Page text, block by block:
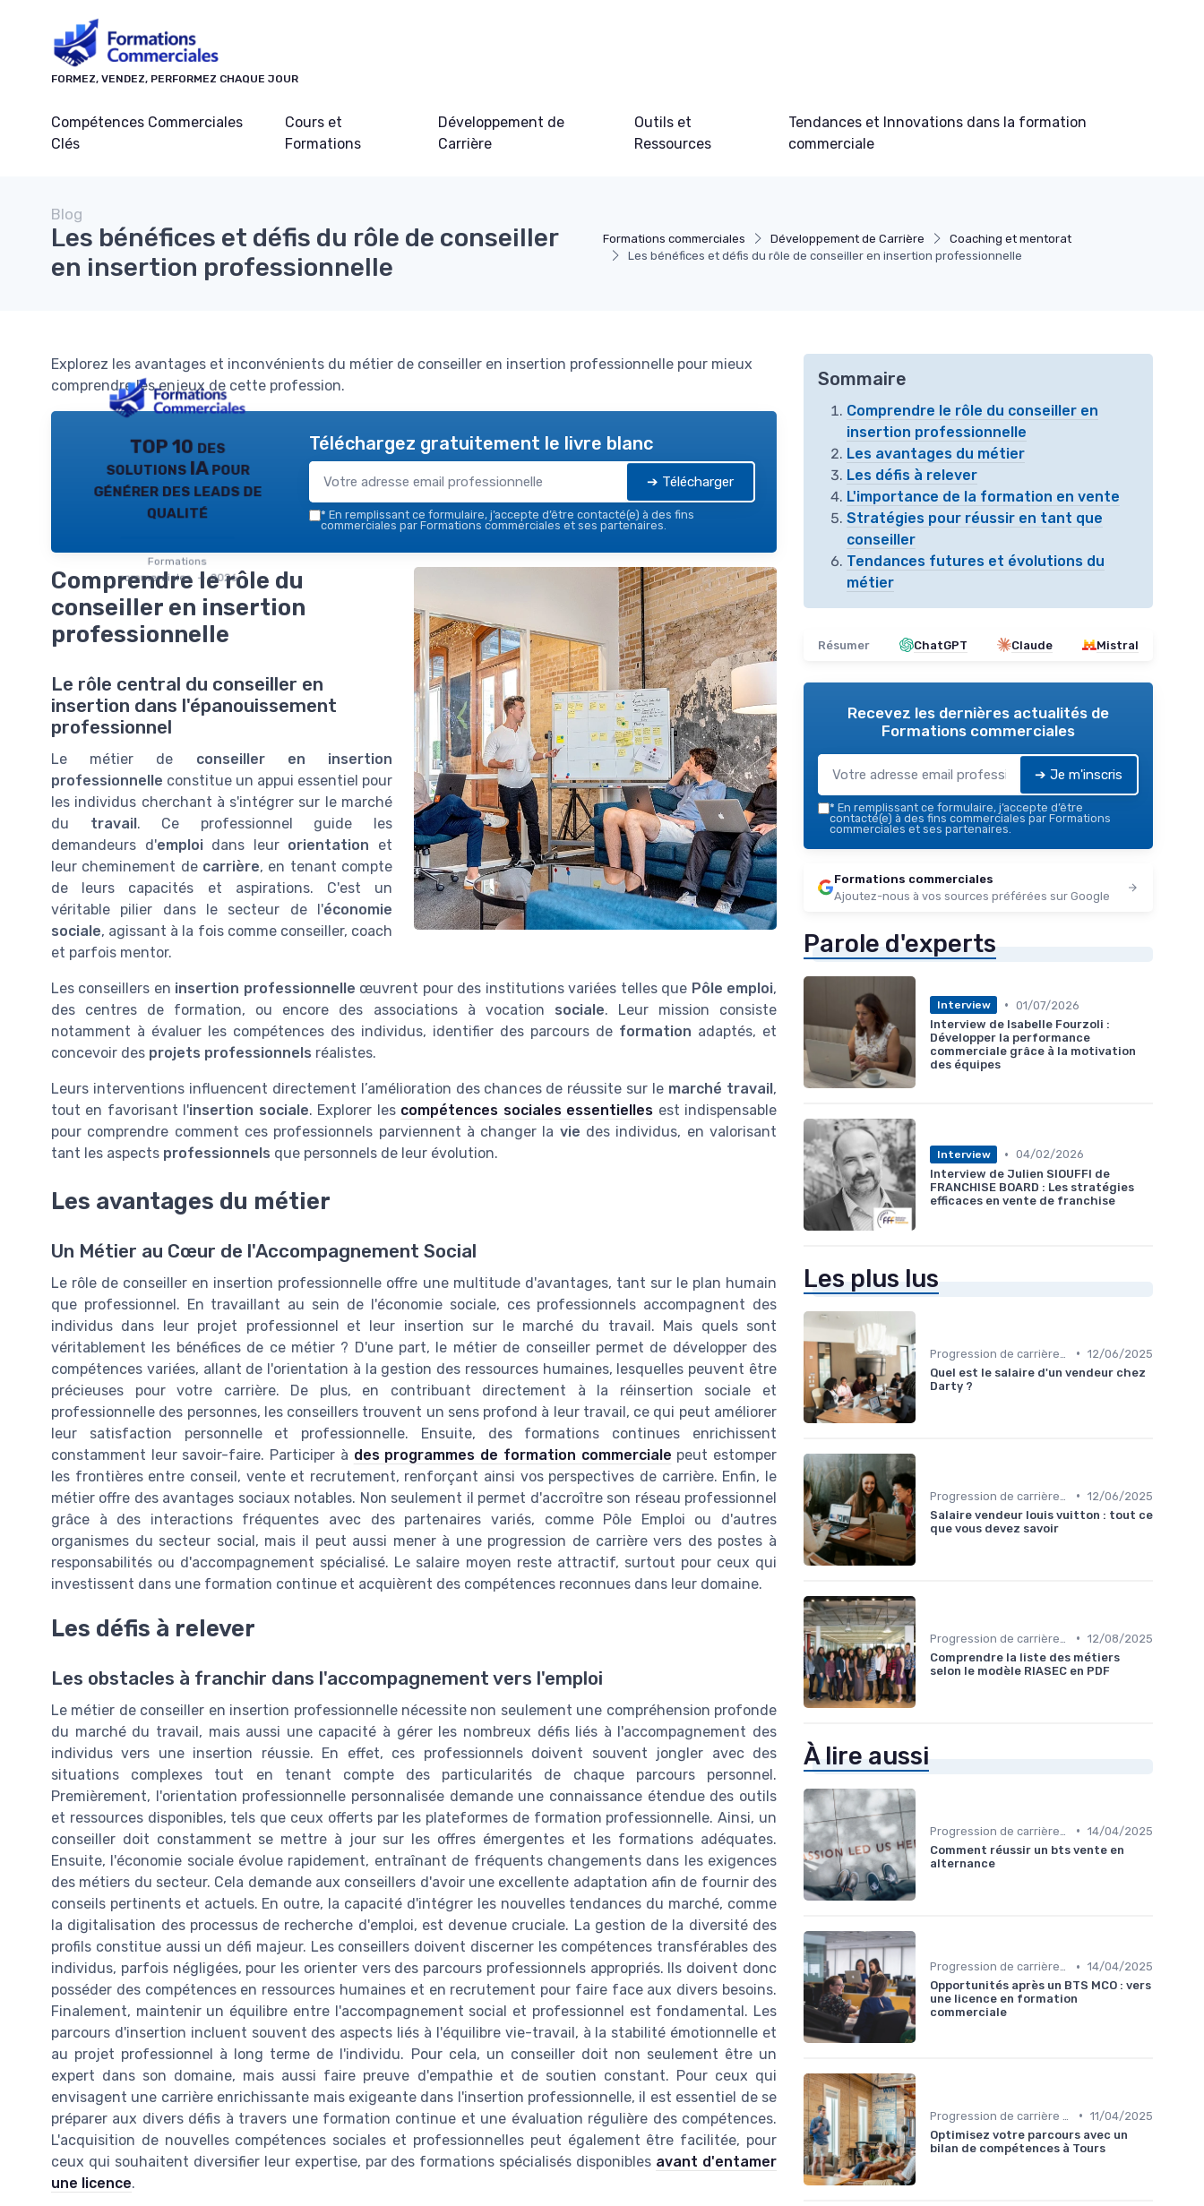
FORMEZ, VENDEZ, PERFORMEZ CHAQUE JOUR
Compétences Commerciales
Clés
Cours et
Formations
Développement de
Carrière
Outils et
Ressources
Tendances et Innovations dans la formation
commerciale
Formations commerciales Développement de Carrière
Coaching et mentorat
Les bénéfices et défis du rôle de conseiller en insertion professionnelle
Blog
Les bénéfices et défis du rôle de conseiller
en insertion professionnelle
Explorez les avantages et inconvénients du métier de conseiller en insertion professionnelle pour mieux
comprendre les enjeux de cette profession.
TOP 10 des
solutions IA pour
générer des leads de
qualité
Formations
commerciales — 2026
Téléchargez gratuitement le livre blanc
➔ Télécharger
* En remplissant ce formulaire, j’accepte d’être contacté(e) à des fins
commerciales par Formations commerciales et ses partenaires.
Comprendre le rôle du
conseiller en insertion
professionnelle
Le rôle central du conseiller en
insertion dans l'épanouissement
professionnel
Le métier de conseiller en insertion
professionnelle constitue un appui essentiel pour
les individus cherchant à s'intégrer sur le marché
du travail. Ce professionnel guide les
demandeurs d'emploidans leur orientation et
leur cheminement de carrière, en tenant compte
de leurs capacités et aspirations. C'est un
véritable pilier dans le secteur de l'économie
sociale, agissant à la fois comme conseiller, coach
et parfois mentor.
Les conseillers en insertion professionnelle œuvrent pour des institutions variées telles que Pôle emploi,
des centres de formation, ou encore des associations à vocation sociale. Leur mission consiste
notamment à évaluer les compétences des individus, identifier des parcours de formation adaptés, et
concevoir des projets professionnels réalistes.
Leurs interventions influencent directement l’amélioration des chances de réussite sur le marché travail,
tout en favorisant l'insertion sociale. Explorer les compétences sociales essentielles est indispensable
pour comprendre comment ces professionnels parviennent à changer la vie des individus, en valorisant
tant les aspects professionnels que personnels de leur évolution.
Les avantages du métier
Un Métier au Cœur de l'Accompagnement Social
Le rôle de conseiller en insertion professionnelle offre une multitude d'avantages, tant sur le plan humain
que professionnel. En travaillant au sein de l'économie sociale, ces professionnels accompagnent des
individus dans leur projet professionnel et leur insertion sur le marché du travail. Mais quels sont
véritablement les bénéfices de ce métier ? D'une part, le métier de conseiller permet de développer des
compétences variées, allant de l'orientation à la gestion des ressources humaines, lesquelles peuvent être
précieuses pour votre carrière. De plus, en contribuant directement à la réinsertion sociale et
professionnelle des personnes, les conseillers trouvent un sens profond à leur travail, ce qui peut améliorer
leur satisfaction personnelle et professionnelle. Ensuite, des formations continues enrichissent
constamment leur savoir-faire. Participer à des programmes de formation commerciale peut estomper
les frontières entre conseil, vente et recrutement, renforçant ainsi vos perspectives de carrière. Enfin, le
métier offre des avantages sociaux notables. Non seulement il permet d'accroître son réseau professionnel
grâce à des interactions fréquentes avec des partenaires variés, comme Pôle Emploi ou d'autres
organismes du secteur social, mais il peut aussi mener à une progression de carrière vers des postes à
responsabilités ou d'accompagnement spécialisé. Le salaire moyen reste attractif, surtout pour ceux qui
investissent dans une formation continue et acquièrent des compétences reconnues dans leur domaine.
Les défis à relever
Les obstacles à franchir dans l'accompagnement vers l'emploi
Le métier de conseiller en insertion professionnelle nécessite non seulement une compréhension profonde
du marché du travail, mais aussi une capacité à gérer les nombreux défis liés à l'accompagnement des
individus vers une insertion réussie. En effet, ces professionnels doivent souvent jongler avec des
situations complexes tout en tenant compte des particularités de chaque parcours personnel.
Premièrement, l'orientation professionnelle personnalisée demande une connaissance étendue des outils
et ressources disponibles, tels que ceux offerts par les plateformes de formation professionnelle. Ainsi, un
conseiller doit constamment se mettre à jour sur les offres émergentes et les formations adéquates.
Ensuite, l'économie sociale évolue rapidement, entraînant de fréquents changements dans les exigences
des métiers du secteur. Cela demande aux conseillers d'avoir une excellente adaptation afin de fournir des
conseils pertinents et actuels. En outre, la capacité d'intégrer les nouvelles tendances du marché, comme
la digitalisation des processus de recherche d'emploi, est devenue cruciale. La gestion de la diversité des
profils constitue aussi un défi majeur. Les conseillers doivent discerner les compétences transférables des
individus, parfois négligées, pour les orienter vers des parcours professionnels appropriés. Ils doivent donc
posséder des compétences en ressources humaines et en recrutement pour faire face aux divers besoins.
Finalement, maintenir un équilibre entre l'accompagnement social et professionnel est fondamental. Les
parcours d'insertion incluent souvent des aspects liés à l'équilibre vie-travail, à la stabilité émotionnelle et
au projet professionnel à long terme de l'individu. Pour cela, un conseiller doit non seulement être un
expert dans son domaine, mais aussi faire preuve d'empathie et de soutien constant. Pour ceux qui
envisagent une carrière enrichissante mais exigeante dans l'insertion professionnelle, il est essentiel de se
préparer aux divers défis à travers une formation continue et une évaluation régulière des compétences.
L'acquisition de nouvelles compétences sociales et professionnelles peut également être facilitée, pour
ceux qui souhaitent diversifier leur expertise, par des formations spécialisés disponibles avant d'entamer
une licence.
Sommaire
Comprendre le rôle du conseiller en
insertion professionnelle
Les avantages du métier
Les défis à relever
L'importance de la formation en vente
Stratégies pour réussir en tant que
conseiller
Tendances futures et évolutions du
métier
Résumer ChatGPT Claude Mistral
Recevez les dernières actualités de
Formations commerciales
➔ Je m'inscris
* En remplissant ce formulaire, j’accepte d’être
contacté(e) à des fins commerciales par Formations
commerciales et ses partenaires.
Formations commerciales
Ajoutez-nous à vos sources préférées sur Google
Parole d'experts
Interview • 01/07/2026
Interview de Isabelle Fourzoli :
Développer la performance
commerciale grâce à la motivation
des équipes
Interview • 04/02/2026
Interview de Julien SIOUFFI de
FRANCHISE BOARD : Les stratégies
efficaces en vente de franchise
Les plus lus
• 12/06/2025
Quel est le salaire d'un vendeur chez
Darty ?
• 12/06/2025
Salaire vendeur louis vuitton : tout ce
que vous devez savoir
• 12/08/2025
Comprendre la liste des métiers
selon le modèle RIASEC en PDF
À lire aussi
• 14/04/2025
Comment réussir un bts vente en
alternance
Progression de carrière en vente • 14/04/2025
Opportunités après un BTS MCO : vers
une licence en formation
commerciale
• 11/04/2025
Optimisez votre parcours avec un
bilan de compétences à Tours